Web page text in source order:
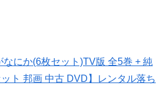
にか(6枚セット)TV版 全5巻 + 純
ト 邦画 中古 DVD】レンタル落ち